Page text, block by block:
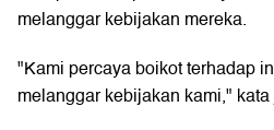
melanggar kebijakan mereka.
"Kami percaya boikot terhadap
melanggar kebijakan kami,"